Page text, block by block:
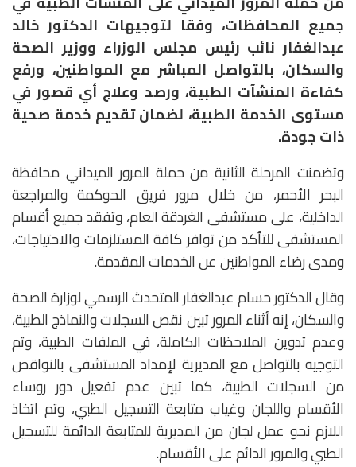
جميع المحافظات، وفقا لتوجيهات الدكتور خالد
عبدالغفار نائب رئيس مجلس الوزراء ووزير الصحة
والسكان، بالتواصل المباشر مع المواطنين، ورفع
كفاءة المنشآت الطبية، ورصد وعلاج أي قصور في
مستوى الخدمة الطبية، لضمان تقديم خدمة صحية
ذات جودة.
وتضمنت المرحلة الثانية من حملة المرور الميداني محافظة
البحر الأحمر، من خلال مرور فريق الحوكمة والمراجعة
الداخلية، على مستشفى الغردقة العام، وتفقد جميع أقسام
المستشفى للتأكد من توافر كافة المستلزمات والاحتياجات،
ومدى رضاء المواطنين عن الخدمات المقدمة.
وقال الدكتور حسام عبدالغفار المتحدث الرسمي لوزارة الصحة
والسكان، إنه أثناء المرور تبين نقص السجلات والنماذج الطبية،
وعدم تدوين الملاحظات الكاملة، في الملفات الطبية، وتم
التوجيه بالتواصل مع المديرية لإمداد المستشفى بالنواقص
من السجلات الطبية، كما تبين عدم تفعيل دور روساء
الأقسام واللجان وغياب متابعة التسجيل الطبي، وتم اتخاذ
اللازم نحو عمل لجان من المديرية للمتابعة الدائمة للتسجيل
الطبي والمرور الدائم على الأقسام.